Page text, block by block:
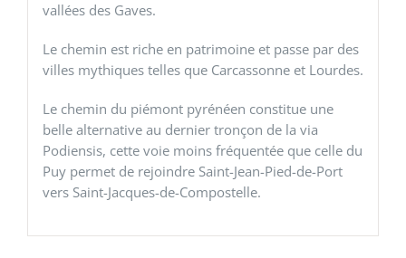
vallées des Gaves.
Le chemin est riche en patrimoine et passe par des
villes mythiques telles que Carcassonne et Lourdes.
Le chemin du piémont pyrénéen constitue une
belle alternative au dernier tronçon de la via
Podiensis, cette voie moins fréquentée que celle du
Puy permet de rejoindre Saint-Jean-Pied-de-Port
vers Saint-Jacques-de-Compostelle.